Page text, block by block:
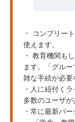
・ コンプリー
使えます。
・ 教育機関も
ます。「グル
雑な手続が必要
・人に紐付く
多数のユーザが
・常に最新バ